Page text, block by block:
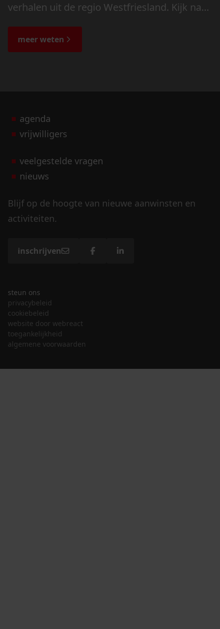
verhalen uit de regio Westfriesland. Kijk naar
de bijzondere verhalen.
meer weten
agenda
vrijwilligers
veelgestelde vragen
nieuws
Blijf op de hoogte van nieuwe aanwinsten en
activiteiten.
inschrijven
steun ons
privacybeleid
cookiebeleid
website door webreact
toegankelijkheid
algemene voorwaarden